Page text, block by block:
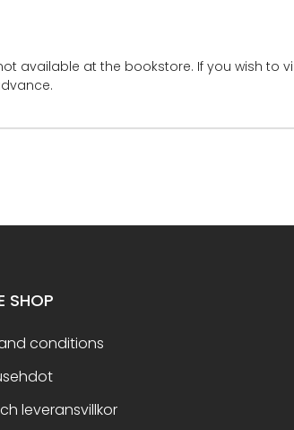
available at the bookstore. If you wish to
SHOP
conditions
leveransvillkor